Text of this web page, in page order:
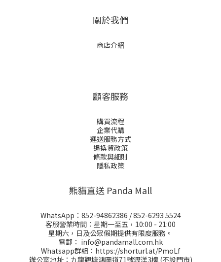
關於我們
商店介紹
顧客服務
購買流程
企業代購
運送服務方式
退換貨政策
條款與細則
隱私政策
熊貓直送 Panda Mall
WhatsApp： 852-94862386 /852-6293 5524
客服營業時間：星期一至五，10:00 - 21:00
星期六，日及公眾假期提供有限度服務。
電郵： info@pandamall.com.hk
Whatsapp群組： https://shorturl.at/PmoLf
辦公室地址：九龍觀塘鴻圖道71號瀝洋3樓 (不設門市)